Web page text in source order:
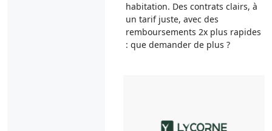
habitation. Des contrats clairs, à
un tarif juste, avec des
remboursements 2x plus rapides
: que demander de plus ?